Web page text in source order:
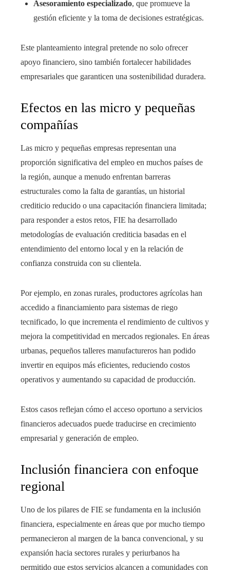
Asesoramiento especializado, que promueve la
gestión eficiente y la toma de decisiones estratégicas.
Este planteamiento integral pretende no solo ofrecer
apoyo financiero, sino también fortalecer habilidades
empresariales que garanticen una sostenibilidad duradera.
Efectos en las micro y pequeñas
compañías
Las micro y pequeñas empresas representan una
proporción significativa del empleo en muchos países de
la región, aunque a menudo enfrentan barreras
estructurales como la falta de garantías, un historial
crediticio reducido o una capacitación financiera limitada;
para responder a estos retos, FIE ha desarrollado
metodologías de evaluación crediticia basadas en el
entendimiento del entorno local y en la relación de
confianza construida con su clientela.
Por ejemplo, en zonas rurales, productores agrícolas han
accedido a financiamiento para sistemas de riego
tecnificado, lo que incrementa el rendimiento de cultivos y
mejora la competitividad en mercados regionales. En áreas
urbanas, pequeños talleres manufactureros han podido
invertir en equipos más eficientes, reduciendo costos
operativos y aumentando su capacidad de producción.
Estos casos reflejan cómo el acceso oportuno a servicios
financieros adecuados puede traducirse en crecimiento
empresarial y generación de empleo.
Inclusión financiera con enfoque
regional
Uno de los pilares de FIE se fundamenta en la inclusión
financiera, especialmente en áreas que por mucho tiempo
permanecieron al margen de la banca convencional, y su
expansión hacia sectores rurales y periurbanos ha
permitido que estos servicios alcancen a comunidades con